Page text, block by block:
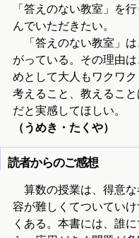
「答えのない教室」を
んでいただきたい。
「答えのない教室」は
がっている。その理由
めとして大人もワクワク
考えること、教えるこ
だと実感してほしい。
（うめき・たくや）
読者からのご感想
算数の授業は、得意な
容が難しくてついてい
くある。本書には、誰